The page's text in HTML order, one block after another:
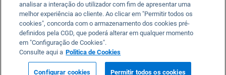
A CGD está registada junto do Banco de Portugal sob o n.º
35, da CMVM sob o n.º 125 e da ASF sob o nº 419501357.
2026 © Caixa Geral de Depósitos, SA. Todos os direitos
reservados.
Condições de utilização
analisar a interação do utilizador com fim de apresentar uma
melhor experiência ao cliente. Ao clicar em "Permitir todos os
cookies", concorda com o armazenamento dos cookies pré-
definidos pela CGD, que poderá alterar em qualquer momento
em "Configuração de Cookies".
Consulte aqui a Politica de Cookies
Configurar cookies Permitir todos os cookies